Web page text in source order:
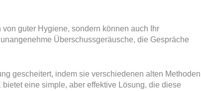
guter Hygiene, sondern können auch Ihr
Überschussgeräusche, die Gespräche
gescheitert, indem sie verschiedenen alten Methoden
eine simple, aber effektive Lösung, die diese